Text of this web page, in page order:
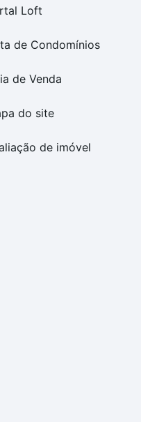
Loft
de Condomínios
de Venda
do site
de imóvel